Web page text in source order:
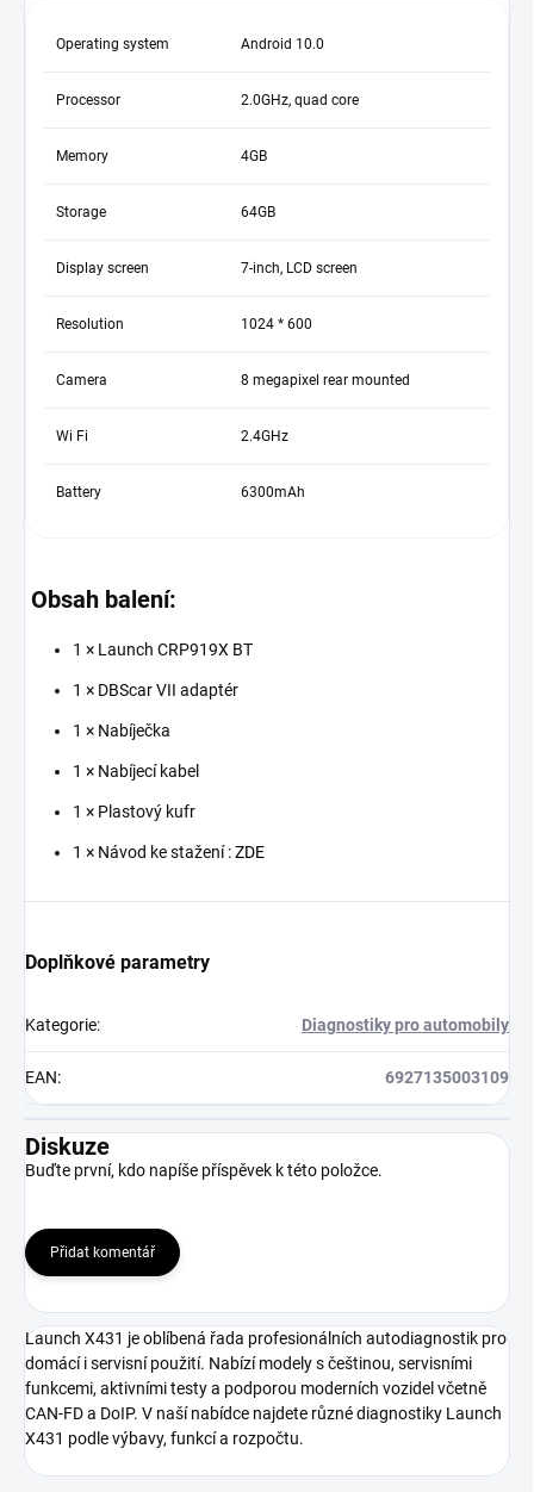
Operating system Android 10.0
Processor 2.0GHz, quad core
Memory 4GB
Storage 64GB
Display screen 7-inch, LCD screen
Resolution 1024 * 600
Camera 8 megapixel rear mounted
Wi Fi 2.4GHz
Battery 6300mAh
Obsah balení:
1 × Launch CRP919X BT
1 × DBScar VII adaptér
1 × Nabíječka
1 × Nabíjecí kabel
1 × Plastový kufr
1 × Návod ke stažení :ZDE
Doplňkové parametry
Kategorie: Diagnostiky pro automobily
EAN: 6927135003109
Diskuze
Buďte první, kdo napíše příspěvek k této položce.
Přidat komentář
Launch X431 je oblíbená řada profesionálních autodiagnostik pro
domácí i servisní použití. Nabízí modely s češtinou, servisními
funkcemi, aktivními testy a podporou moderních vozidel včetně
CAN-FD a DoIP. V naší nabídce najdete různé diagnostiky Launch
X431 podle výbavy, funkcí a rozpočtu.